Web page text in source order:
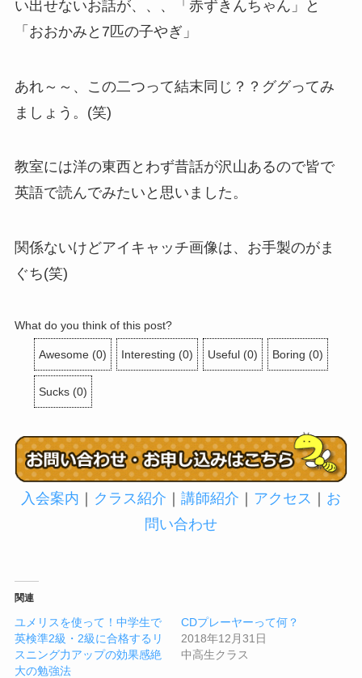
い出せないお話が、、、「赤ずきんちゃん」と
「おおかみと7匹の子やぎ」
あれ～～、この二つって結末同じ？？ググってみ
ましょう。(笑)
教室には洋の東西とわず昔話が沢山あるので皆で
英語で読んでみたいと思いました。
関係ないけどアイキャッチ画像は、お手製のがま
ぐち(笑)
What do you think of this post?
Awesome (0) Interesting (0) Useful (0) Boring (0)
Sucks (0)
入会案内 クラス紹介 講師紹介 アクセス
お
問い合わせ
関連
ユメリスを使って！中学生で
英検準2級・2級に合格するリ
スニング力アップの効果感絶
大の勉強法
CDプレーヤーって何？
2018年12月31日
中高生クラス